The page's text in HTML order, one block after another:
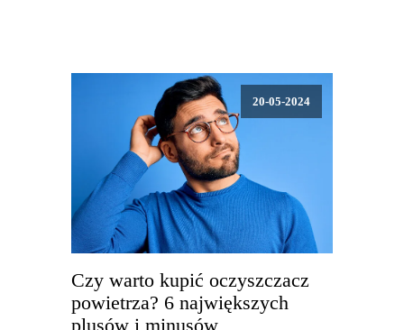
20-05-2024
Czy warto kupić oczyszczacz
powietrza? 6 największych
plusów i minusów